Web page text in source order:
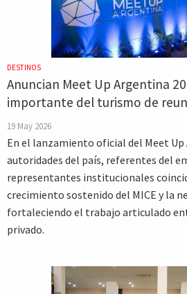
DESTINOS
Anuncian Meet Up Argentina
importante del turismo de
19 May 2026
En el lanzamiento oficial del Meet Up
autoridades del país, referentes del
representantes institucionales
crecimiento sostenido del MICE y la
fortaleciendo el trabajo articulado
privado.